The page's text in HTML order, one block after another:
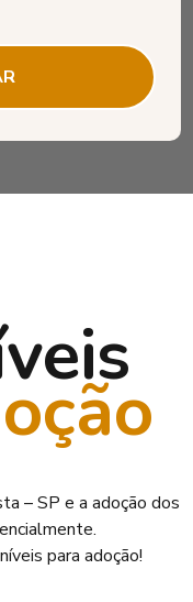
– SP e a adoção dos
para adoção!
compra, para
link de afiliado.